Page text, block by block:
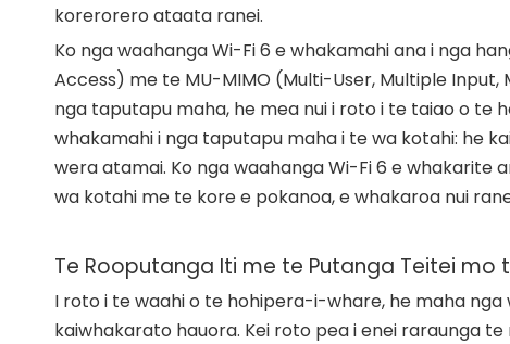
korerorero ataata ranei.
Ko nga waahanga Wi-Fi 6 e whakamahi ana i nga
Access) me te MU-MIMO (Multi-User, Multiple
nga taputapu maha, he mea nui i roto i te taiao o te
whakamahi i nga taputapu maha i te wa kotahi: he
wera atamai. Ko nga waahanga Wi-Fi 6 e
wa kotahi me te kore e pokanoa, e whakaroa nui
Te Rooputanga Iti me te Putanga Teitei mo
I roto i te waahi o te hohipera-i-whare, he maha
kaiwhakarato hauora. Kei roto pea i enei raraunga